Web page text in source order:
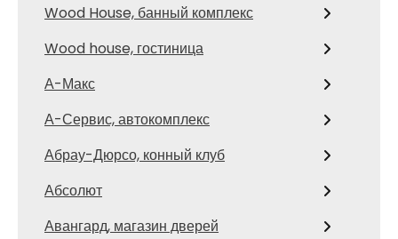
Wood House, банный комплекс
Wood house, гостиница
А-Макс
А-Сервис, автокомплекс
Абрау-Дюрсо, конный клуб
Абсолют
Авангард, магазин дверей